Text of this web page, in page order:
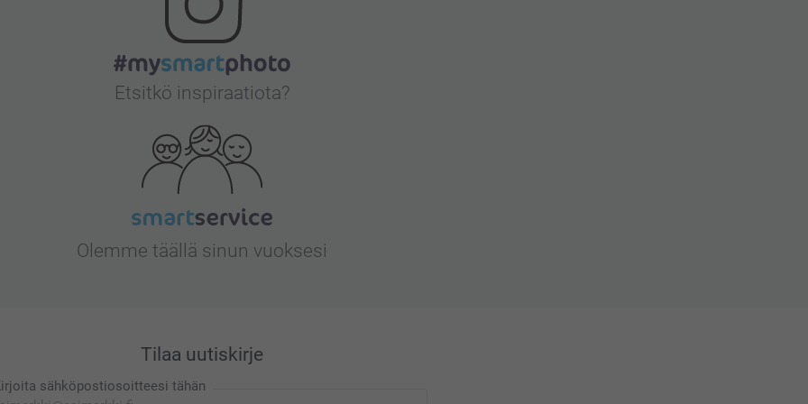
Etsitkö inspiraatiota?
Olemme täällä sinun vuoksesi
Tilaa uutiskirje
sähköpostiosoitteesi tähän